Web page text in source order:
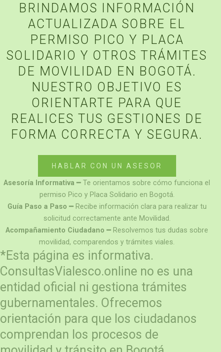
BRINDAMOS INFORMACIÓN
ACTUALIZADA SOBRE EL
PERMISO PICO Y PLACA
SOLIDARIO Y OTROS TRÁMITES
DE MOVILIDAD EN BOGOTÁ.
NUESTRO OBJETIVO ES
ORIENTARTE PARA QUE
REALICES TUS GESTIONES DE
FORMA CORRECTA Y SEGURA.
HABLAR CON UN ASESOR
Asesoría Informativa ━ Te orientamos sobre cómo funciona el
permiso Pico y Placa Solidario en Bogotá.
Guía Paso a Paso ━ Recibe información clara para realizar tu
solicitud correctamente ante Movilidad.
Acompañamiento Ciudadano ━ Resolvemos tus dudas sobre
movilidad, comparendos y trámites viales.
*Esta página es informativa.
ConsultasVialesco.online no es una
entidad oficial ni gestiona trámites
gubernamentales. Ofrecemos
orientación para que los ciudadanos
comprendan los procesos de